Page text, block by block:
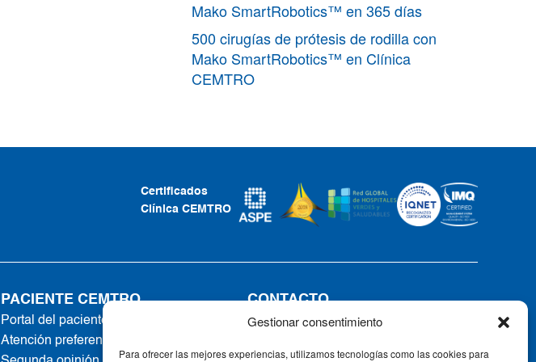
Gestionar consentimiento
Para ofrecer las mejores experiencias, utilizamos tecnologías como las cookies para
Mako SmartRobotics™ en 365 días
500 cirugías de prótesis de rodilla con
Mako SmartRobotics™ en Clínica
CEMTRO
Certificados
Clínica CEMTRO
PACIENTE CEMTRO
Portal del paciente
Atención preferente
CONTACTO
Tel: +34 91 735 57 57 | Fax: 91 735